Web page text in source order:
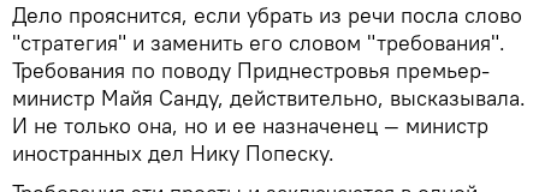
Дело прояснится, если убрать из речи посла слово
"стратегия" и заменить его словом "требования".
Требования по поводу Приднестровья премьер-
министр Майя Санду, действительно, высказывала.
И не только она, но и ее назначенец — министр
иностранных дел Нику Попеску.